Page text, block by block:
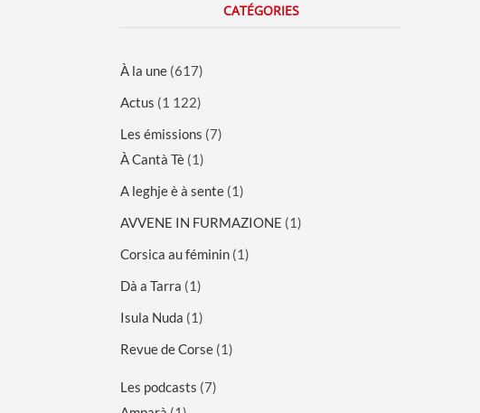
CATÉGORIES
À la une (617)
Actus (1 122)
Les émissions (7)
À Cantà Tè (1)
A leghje è à sente (1)
AVVENE IN FURMAZIONE (1)
Corsica au féminin (1)
Dà a Tarra (1)
Isula Nuda (1)
Revue de Corse (1)
Les podcasts (7)